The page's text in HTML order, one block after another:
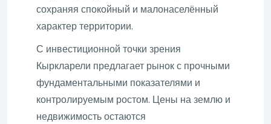
сохраняя спокойный и малонаселённый
характер территории.
С инвестиционной точки зрения
Кыркларели предлагает рынок с прочными
фундаментальными показателями и
контролируемым ростом. Цены на землю и
недвижимость остаются